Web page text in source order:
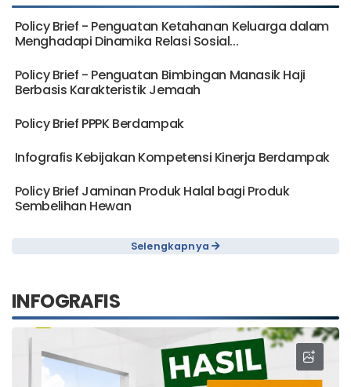
Policy Brief - Penguatan Ketahanan Keluarga dalam
Menghadapi Dinamika Relasi Sosial...
Policy Brief - Penguatan Bimbingan Manasik Haji
Berbasis Karakteristik Jemaah
Policy Brief PPPK Berdampak
Infografis Kebijakan Kompetensi Kinerja Berdampak
Policy Brief Jaminan Produk Halal bagi Produk
Sembelihan Hewan
Selengkapnya
INFOGRAFIS